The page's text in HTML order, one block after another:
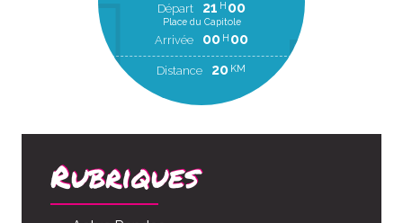
Départ 21 H 00
Place du Capitole
Arrivée 00 H 00
Distance 20 KM
Rubriques